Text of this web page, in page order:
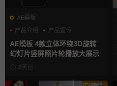
AE模板
产品介绍
产品宣传
产品展示
AE模板 4款立体环绕3D旋转
幻灯片竖屏照片轮播放大展示
6天前